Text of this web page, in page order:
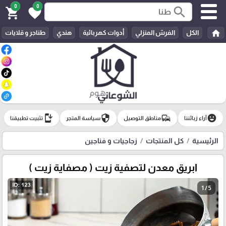
search
0
favorite
0
shopping_cart
home الكل الفرش المنزلي أدوات كهربائية هندي طناجر و قلايات
emoji_emotionsآراء زبائننا commuteمناطق التوصيل securityسياسة المتجر install_mobile تثبيت تطبيقنا
الرئيسية كل المنتجات زجاجيات و فناجين
ابريق معدن لتصفية زيت ( مصفاية زيت )
1 / 5